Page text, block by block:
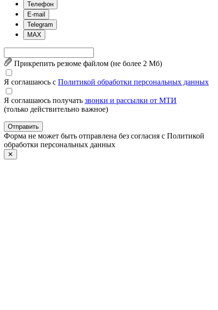
Телефон
E-mail
Telegram
MAX
Прикрепить резюме файлом (не более 2 Mб)
Я соглашаюсь с Политикой обработки персональных данных
Я соглашаюсь получать звонки и рассылки от МТИ
(только действительно важное)
Отправить
Форма не может быть отправлена без согласия с Политикой
обработки персональных данных
✕